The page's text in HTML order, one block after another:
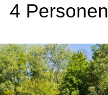
4 Personen